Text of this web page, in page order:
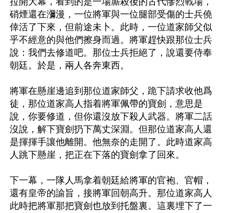
硝煙還在瀰漫，一位將軍與一位腿部受傷的士兵僥
倖活了下來，但前途未卜。此時，一位道家師父似
乎不經意的與他們擦身而過。將軍趕快跟那位士兵
說：我們去修道吧。那位士兵拒絕了，說還要侍奉
朝廷。於是，兩人各奔東西。
將軍在懸崖邊追到那位道家師父，跪下請求收他爲
徒，那位道家高人指着將軍佩帶的寶劍，意思是
說，你要修道，但你還沒放下殺人武器。將軍二話
沒說，解下寶劍扔下萬丈深淵。但那位道家高人還
是揮揮手讓他離開。他無奈的走開了。此時道家高
人跳下懸崖，把正在下落的寶劍拿了回來。
下一幕，一隊人馬拿着朝廷給將軍的官袍、官帽，
還有皇帝的諭旨，接將軍回朝高升。那位道家高人
此時把將軍那把寶劍也放到托盤裏。這裏埋下了一